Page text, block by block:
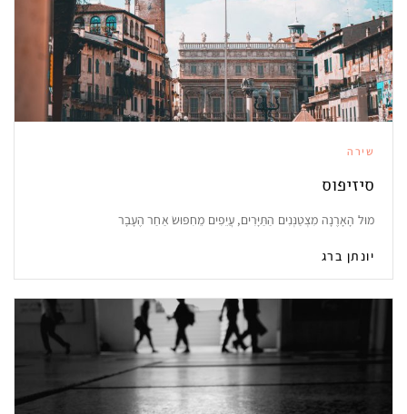
שירה
סיזיפוס
מוּל הָאָרֶנָה מִצְטַנְּנִים הַתַּיָּרִים, עֲיֵפִים מֵחִפּוּשׂ אַחַר הֶעָבָר
יונתן ברג